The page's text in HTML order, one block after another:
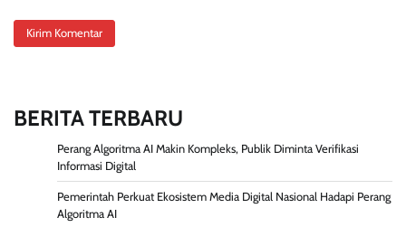
BERITA TERBARU
Perang Algoritma AI Makin Kompleks, Publik Diminta Verifikasi
Informasi Digital
Pemerintah Perkuat Ekosistem Media Digital Nasional Hadapi Perang
Algoritma AI